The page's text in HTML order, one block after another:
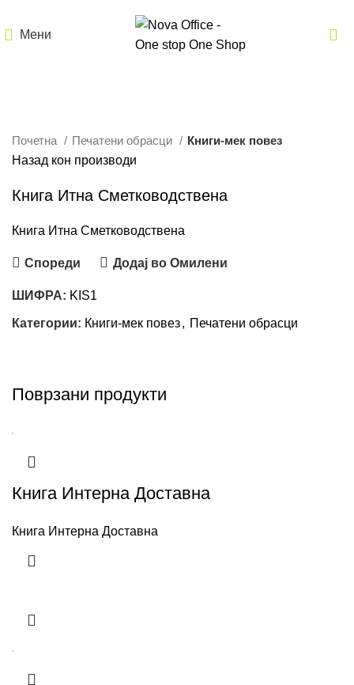
Мени
Почетна Печатени обрасци
Книги-мек повез
Назад кон производи
Книга Итна Сметководствена
Книга Итна Сметководствена
Спореди Додај во Омилени
ШИФРА: KIS1
Категории: Книги-мек повез, Печатени обрасци
Поврзани продукти
Книга Интерна Доставна
Книга Интерна Доставна